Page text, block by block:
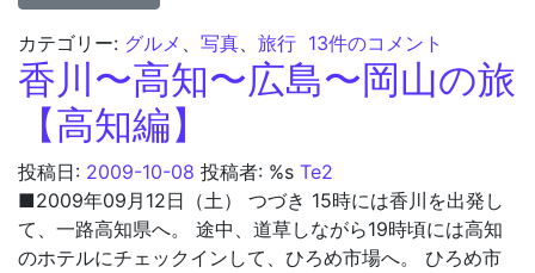
カテゴリー: グルメ 、 写真、 旅行 香川〜高知〜広島〜岡山
13件のコメント
香川〜高知〜広島〜岡山の旅
【高知編】
投稿日: 2009-10-08 投稿者: %s Te2
■2009年09月12日（土） つづき 15時には香川を出発し
て、一路高知県へ。 途中、道草しながら19時頃には高知
のホテルにチェックインして、ひろめ市場へ。 ひろめ市